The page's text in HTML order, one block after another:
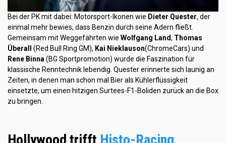
Bei der PK mit dabei: Motorsport-Ikonen wie Dieter Quester, der
einmal mehr bewies, dass Benzin durch seine Adern fließt.
Gemeinsam mit Weggefährten wie Wolfgang Land, Thomas
Überall
(Red Bull Ring GM), Kai Nieklauson(ChromeCars) und
Rene Binna(BG Sportpromotion) wurde die Faszination für
klassische Renntechnik lebendig. Quester erinnerte sich launig an
Zeiten, in denen man schon mal Bier als Kühlerflüssigkeit
einsetzte, um einen hitzigen Surtees-F1-Boliden zurück an die Box
zu bringen.